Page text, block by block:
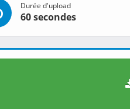
Durée d'upload
60 secondes